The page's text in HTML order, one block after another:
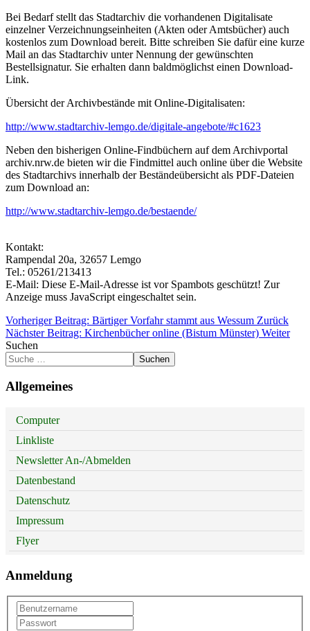
Bei Bedarf stellt das Stadtarchiv die vorhandenen Digitalisate
einzelner Verzeichnungseinheiten (Akten oder Amtsbücher) auch
kostenlos zum Download bereit. Bitte schreiben Sie dafür eine kurze
Mail an das Stadtarchiv unter Nennung der gewünschten
Bestellsignatur. Sie erhalten dann baldmöglichst einen Download-
Link.
Übersicht der Archivbestände mit Online-Digitalisaten:
http://www.stadtarchiv-lemgo.de/digitale-angebote/#c1623
Neben den bisherigen Online-Findbüchern auf dem Archivportal
archiv.nrw.de bieten wir die Findmittel auch online über die Website
des Stadtarchivs innerhalb der Beständeübersicht als PDF-Dateien
zum Download an:
http://www.stadtarchiv-lemgo.de/bestaende/
Kontakt:
Rampendal 20a, 32657 Lemgo
Tel.: 05261/213413
E-Mail: Diese E-Mail-Adresse ist vor Spambots geschützt! Zur
Anzeige muss JavaScript eingeschaltet sein.
Vorheriger Beitrag: Bärtiger Vorfahr stammt aus Wessum Zurück
Nächster Beitrag: Kirchenbücher online (Bistum Münster) Weiter
Suchen
Suchen
Allgemeines
Computer
Linkliste
Newsletter An-/Abmelden
Datenbestand
Datenschutz
Impressum
Flyer
Anmeldung